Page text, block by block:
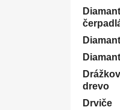
drevo
Drviče